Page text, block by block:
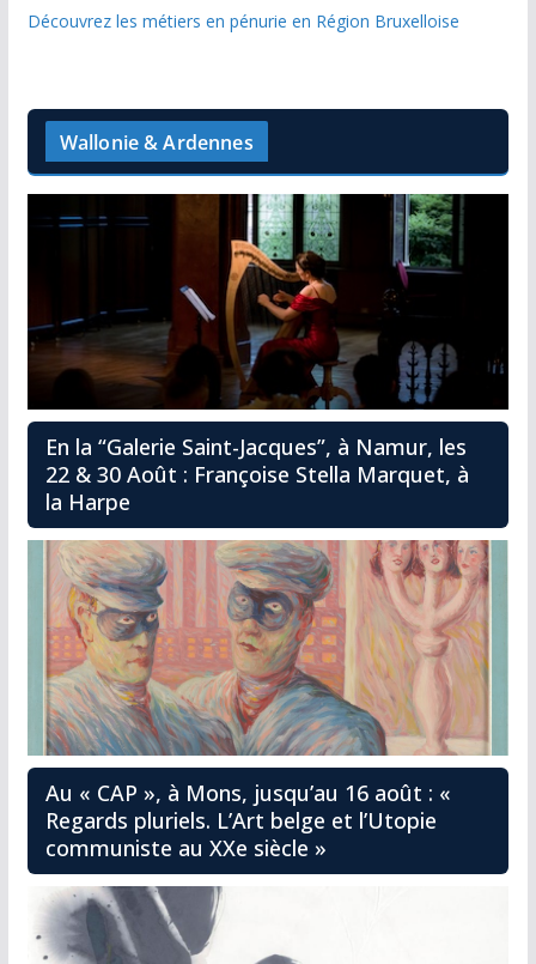
Découvrez les métiers en pénurie en Région Bruxelloise
Wallonie & Ardennes
En la “Galerie Saint-Jacques”, à Namur, les
22 & 30 Août : Françoise Stella Marquet, à
la Harpe
Au « CAP », à Mons, jusqu’au 16 août : «
Regards pluriels. L’Art belge et l’Utopie
communiste au XXe siècle »